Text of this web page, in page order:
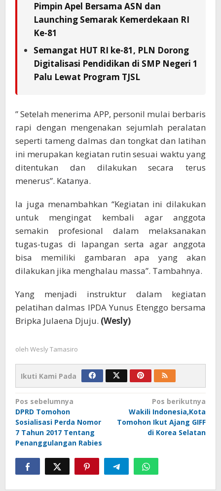
Pimpin Apel Bersama ASN dan
Launching Semarak Kemerdekaan RI
Ke-81
Semangat HUT RI ke-81, PLN Dorong
Digitalisasi Pendidikan di SMP Negeri 1
Palu Lewat Program TJSL
” Setelah menerima APP, personil mulai berbaris
rapi dengan mengenakan sejumlah peralatan
seperti tameng dalmas dan tongkat dan latihan
ini merupakan kegiatan rutin sesuai waktu yang
ditentukan dan dilakukan secara terus
menerus”. Katanya.
Ia juga menambahkan “Kegiatan ini dilakukan
untuk mengingat kembali agar anggota
semakin profesional dalam melaksanakan
tugas-tugas di lapangan serta agar anggota
bisa memiliki gambaran apa yang akan
dilakukan jika menghalau massa”. Tambahnya.
Yang menjadi instruktur dalam kegiatan
pelatihan dalmas IPDA Yunus Etenggo bersama
Bripka Julaena Djuju. (Wesly)
oleh Wesly Tamasiro
Ikuti Kami Pada
Navigasi
pos
Pos sebelumnya
DPRD Tomohon
Sosialisasi Perda Nomor
7 Tahun 2017 Tentang
Penanggulangan Rabies
Pos berikutnya
Wakili Indonesia,Kota
Tomohon Ikut Ajang GIFF
di Korea Selatan